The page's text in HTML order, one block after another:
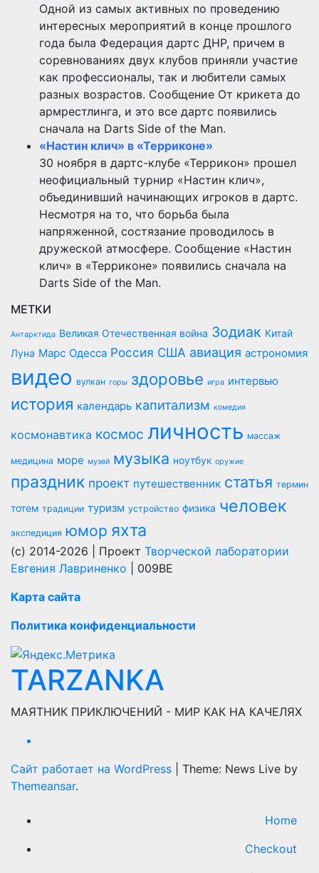
Одной из самых активных по проведению
интересных мероприятий в конце прошлого
года была Федерация дартс ДНР, причем в
соревнованиях двух клубов приняли участие
как профессионалы, так и любители самых
разных возрастов. Сообщение От крикета до
армрестлинга, и это все дартс появились
сначала на Darts Side of the Man.
«Настин клич» в «Терриконе»
30 ноября в дартс-клубе «Террикон» прошел
неофициальный турнир «Настин клич»,
объединивший начинающих игроков в дартс.
Несмотря на то, что борьба была
напряженной, состязание проводилось в
дружеской атмосфере. Сообщение «Настин
клич» в «Терриконе» появились сначала на
Darts Side of the Man.
МЕТКИ
Антарктида Великая Отечественная война Зодиак Китай
Луна Марс Одесса Россия США авиация астрономия
видео вулкан горы здоровье игра интервью
история календарь капитализм комедия
космонавтика космос личность массаж
медицина море музей музыка ноутбук оружие
праздник проект путешественник статья термин
тотем традиции туризм устройство физика человек
экспедиция юмор яхта
(c) 2014-2026 | Проект Творческой лаборатории
Евгения Лавриненко | 009BE
Карта сайта
Политика конфиденциальности
TARZANKA
МАЯТНИК ПРИКЛЮЧЕНИЙ - МИР КАК НА КАЧЕЛЯХ
Сайт работает на WordPress
Theme: News Live by
Themeansar.
Home
Checkout